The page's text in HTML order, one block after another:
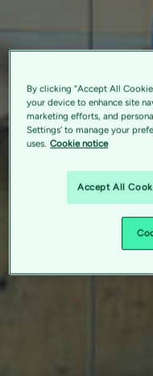
By clicking “Accept All
your device to enhance site
marketing efforts, and
Settings' to manage your
uses. Cookie notice
Accept All